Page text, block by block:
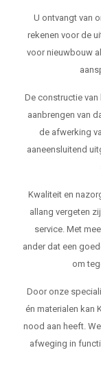
U ontvangt van
rekenen voor de
voor nieuwbouw
De constructie
aanbrengen van
de afwerking
aaneensluitend
Kwaliteit en
allang vergeten
service. Met
ander dat een
om
Door onze
én materialen kan
nood aan heeft.
afweging in